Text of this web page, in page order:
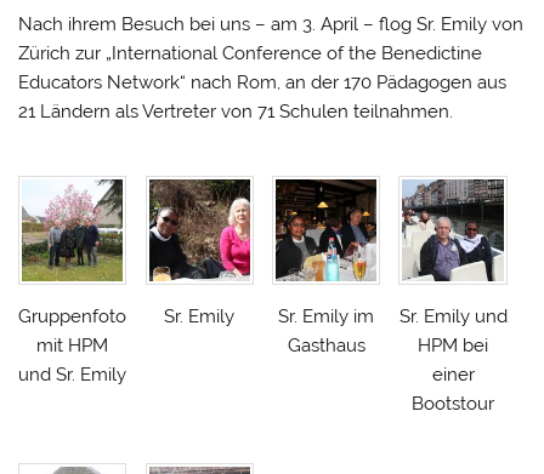
Nach ihrem Besuch bei uns – am 3. April – flog Sr. Emily von
Zürich zur „International Conference of the Benedictine
Educators Network“ nach Rom, an der 170 Pädagogen aus
21 Ländern als Vertreter von 71 Schulen teilnahmen.
Gruppenfoto
mit HPM
und Sr. Emily
Sr. Emily
Sr. Emily im
Gasthaus
Sr. Emily und
HPM bei
einer
Bootstour